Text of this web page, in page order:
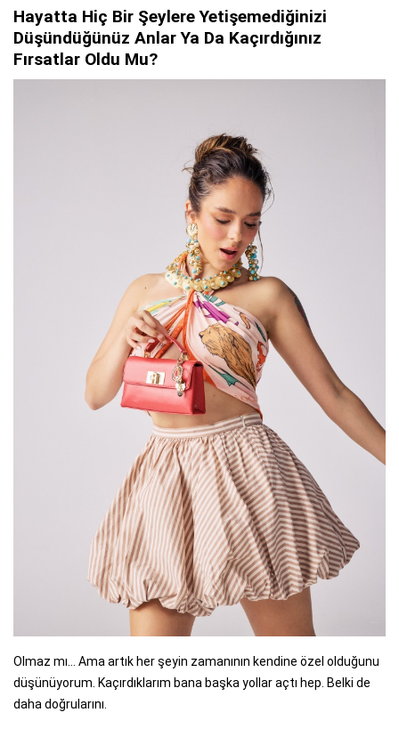
Hayatta Hiç Bir Şeylere Yetişemediğinizi
Düşündüğünüz Anlar Ya Da Kaçırdığınız
Fırsatlar Oldu Mu?
Olmaz mı… Ama artık her şeyin zamanının kendine özel olduğunu
düşünüyorum. Kaçırdıklarım bana başka yollar açtı hep. Belki de
daha doğrularını.